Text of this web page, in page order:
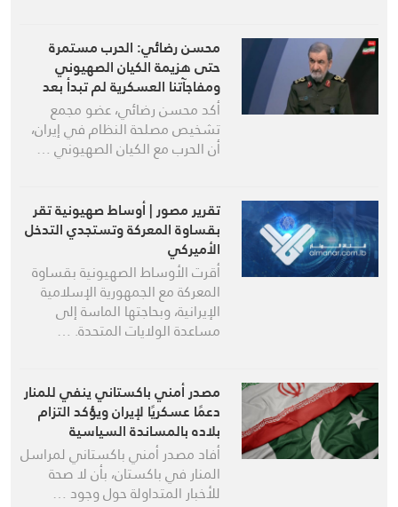
محسن رضائي: الحرب مستمرة
حتى هزيمة الكيان الصهيوني
ومفاجآتنا العسكرية لم تبدأ بعد
أكد محسن رضائي، عضو مجمع
تشخيص مصلحة النظام في إيران،
أن الحرب مع الكيان الصهيوني …
تقرير مصور | أوساط صهيونية تقر
بقساوة المعركة وتستجدي التدخل
الأميركي
أقرت الأوساط الصهيونية بقساوة
المعركة مع الجمهورية الإسلامية
الإيرانية، وبحاجتها الماسة إلى
مساعدة الولايات المتحدة. …
مصدر أمني باكستاني ينفي للمنار
دعمًا عسكريًا لإيران ويؤكد التزام
بلاده بالمساندة السياسية
أفاد مصدر أمني باكستاني لمراسل
المنار في باكستان، بأن لا صحة
للأخبار المتداولة حول وجود …